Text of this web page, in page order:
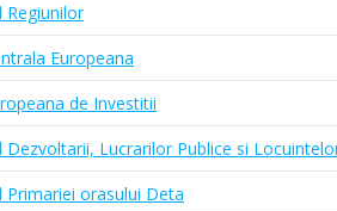
Regiunilor
Europeana
de Investitii
Dezvoltarii, Lucrarilor Publice si
Primariei orasului Deta